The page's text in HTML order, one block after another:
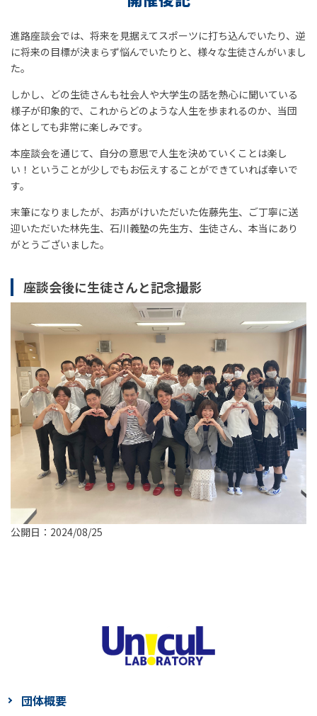
進路座談会では、将来を見据えてスポーツに打ち込んでいたり、逆
に将来の目標が決まらず悩んでいたりと、様々な生徒さんがいまし
た。
しかし、どの生徒さんも社会人や大学生の話を熱心に聞いている
様子が印象的で、これからどのような人生を歩まれるのか、当団
体としても非常に楽しみです。
本座談会を通じて、自分の意思で人生を決めていくことは楽し
い！ということが少しでもお伝えすることができていれば幸いで
す。
末筆になりましたが、お声がけいただいた佐藤先生、ご丁寧に送
迎いただいた林先生、石川義塾の先生方、生徒さん、本当にあり
がとうございました。
座談会後に生徒さんと記念撮影
公開日：2024/08/25
団体概要